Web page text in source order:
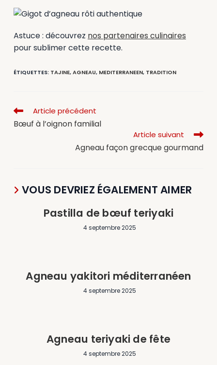
Astuce : découvrez nos partenaires culinaires
pour sublimer cette recette.
ÉTIQUETTES: TAJINE,AGNEAU, MEDITERRANEEN, TRADITION
Article précédent
Bœuf à l’oignon familial
Article suivant
Agneau façon grecque gourmand
VOUS DEVRIEZ ÉGALEMENT AIMER
Pastilla de bœuf teriyaki
4 septembre 2025
Agneau yakitori méditerranéen
4 septembre 2025
Agneau teriyaki de fête
4 septembre 2025